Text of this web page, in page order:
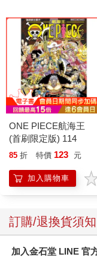
ONE PIECE航海王
(首刷限定版) 114
85 折 特價 123 元
加入購物車
訂購/退換貨須知
加入金石堂 LINE 官